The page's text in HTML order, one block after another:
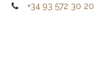
+34 93 572 30 20